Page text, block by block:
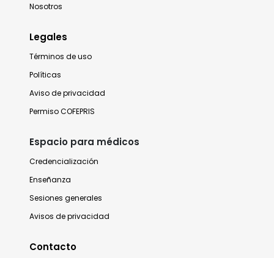
Nosotros
Legales
Términos de uso
Políticas
Aviso de privacidad
Permiso COFEPRIS
Espacio para médicos
Credencialización
Enseñanza
Sesiones generales
Avisos de privacidad
Contacto